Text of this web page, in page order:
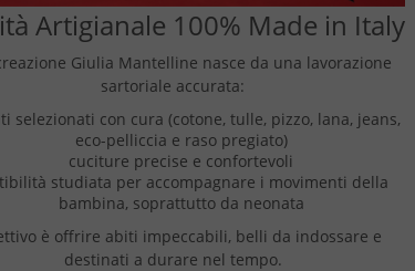
Artigianale 100% Made in Italy
Giulia Mantelline nasce da una lavorazione
sartoriale accurata:
selezionati con cura (cotone, tulle, pizzo, lana, jeans,
eco-pelliccia e raso pregiato)
cuciture precise e confortevoli
studiata per accompagnare i movimenti della
bambina, soprattutto da neonata
è offrire abiti impeccabili, belli da indossare e
destinati a durare nel tempo.